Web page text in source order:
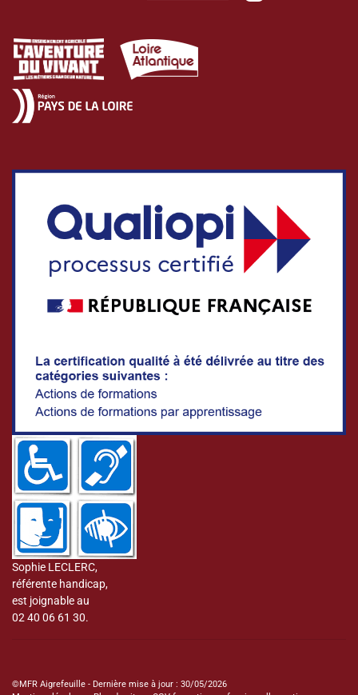
Sophie LECLERC,
référente handicap,
est joignable au
02 40 06 61 30.
©MFR Aigrefeuille - Dernière mise à jour : 30/05/2026